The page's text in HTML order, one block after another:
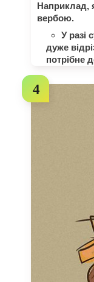
Наприклад,
вербою.
У разі
дуже
потрібне